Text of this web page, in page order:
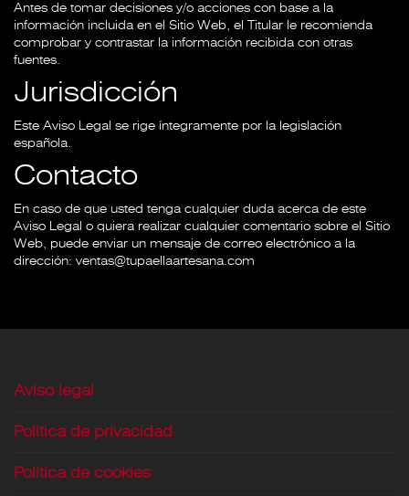
Antes de tomar decisiones y/o acciones con base a la
información incluida en el Sitio Web, el Titular le recomienda
comprobar y contrastar la información recibida con otras
fuentes.
Jurisdicción
Este Aviso Legal se rige íntegramente por la legislación
española.
Contacto
En caso de que usted tenga cualquier duda acerca de este
Aviso Legal o quiera realizar cualquier comentario sobre el Sitio
Web, puede enviar un mensaje de correo electrónico a la
dirección: ventas@tupaellaartesana.com
Aviso legal
Política de privacidad
Política de cookies